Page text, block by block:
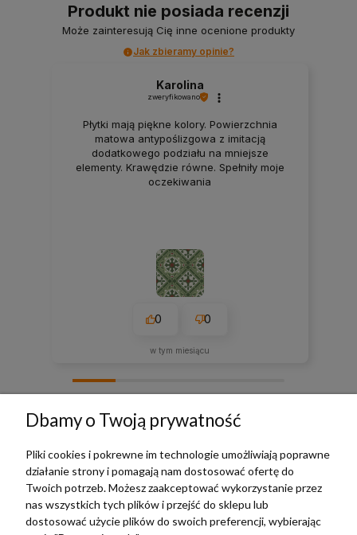
Produkt nie posiada recenzji
Może zainteresują Cię inne ocenione produkty
Jak zbieramy opinie?
Karolina
zweryfikowano
Płytki mają piękne kolory. Powierzchnia
matowa antypoślizgowa z imitacją
dodatkowego podziału na mniejsze
elementy. Krawędzie równe. Spełniły moje
oczekiwania
0 0
w tym miesiącu
TERRADECO
BAZA WIEDZY
Dbamy o Twoją prywatność
Pliki cookies i pokrewne im technologie umożliwiają poprawne
działanie strony i pomagają nam dostosować ofertę do
Twoich potrzeb. Możesz zaakceptować wykorzystanie przez
nas wszystkich tych plików i przejść do sklepu lub
dostosować użycie plików do swoich preferencji, wybierając